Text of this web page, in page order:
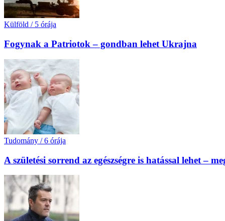
Külföld / 5 órája
Fogynak a Patriotok – gondban lehet Ukrajna
Tudomány / 6 órája
A születési sorrend az egészségre is hatással lehet –